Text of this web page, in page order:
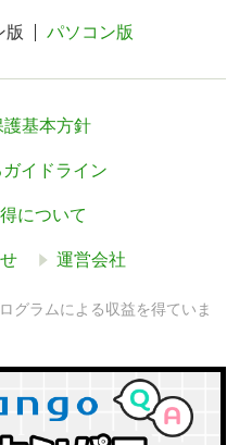
版 パソコン版
基本方針
イドライン
について
運営会社
グラムによる収益を得ていま